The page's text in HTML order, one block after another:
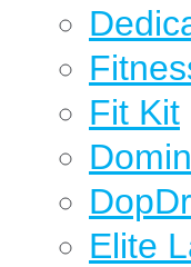
Fit Kit
Elite